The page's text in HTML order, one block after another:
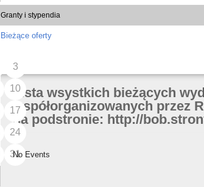
3
10
17
24
31
Granty i stypendia
Bieżące oferty
Lista wsystkich bieżących
współorganizowanych przez
na podstronie: http://
No Events